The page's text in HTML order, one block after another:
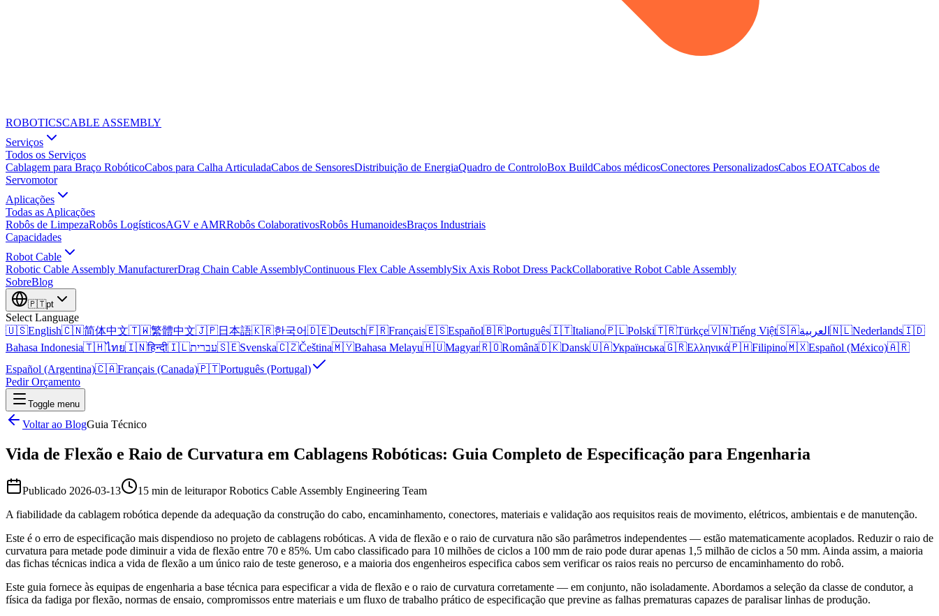
ROBOTICSCABLE ASSEMBLY
Serviços
Todos os Serviços
Cablagem para Braço RobóticoCabos para Calha ArticuladaCabos de SensoresDistribuição de EnergiaQuadro de ControloBox BuildCabos médicosConectores PersonalizadosCabos EOATCabos de
Servomotor
Aplicações
Todas as Aplicações
Robôs de LimpezaRobôs LogísticosAGV e AMRRobôs ColaborativosRobôs HumanoidesBraços Industriais
Capacidades
Robot Cable
Robotic Cable Assembly ManufacturerDrag Chain Cable AssemblyContinuous Flex Cable AssemblySix Axis Robot Dress PackCollaborative Robot Cable Assembly
SobreBlog
🇵🇹pt
Select Language
🇺🇸English🇨🇳简体中文🇹🇼繁體中文🇯🇵日本語🇰🇷한국어🇩🇪Deutsch🇫🇷Français🇪🇸Español🇧🇷Português🇮🇹Italiano🇵🇱Polski🇹🇷Türkçe🇻🇳Tiếng Việt🇸🇦العربية 🇳🇱Nederlands🇮🇩
Bahasa Indonesia🇹🇭ไทย🇮🇳हिन्दी🇮🇱עברית🇸🇪Svenska🇨🇿Čeština🇲🇾Bahasa Melayu🇭🇺Magyar🇷🇴Română🇩🇰Dansk🇺🇦Українська🇬🇷Ελληνικά🇵🇭Filipino🇲🇽Español (México)🇦🇷
Español (Argentina)🇨🇦Français (Canada)🇵🇹Português (Portugal)
Pedir Orçamento
Toggle menu
Voltar ao BlogGuia Técnico
Vida de Flexão e Raio de Curvatura em Cablagens Robóticas: Guia Completo de Especificação para Engenharia
Publicado 2026-03-13 15 min de leiturapor Robotics Cable Assembly Engineering Team
A fiabilidade da cablagem robótica depende da adequação da construção do cabo, encaminhamento, conectores, materiais e validação aos requisitos reais de movimento, elétricos, ambientais e de manutenção.
Este é o erro de especificação mais dispendioso no projeto de cablagens robóticas. A vida de flexão e o raio de curvatura não são parâmetros independentes — estão matematicamente acoplados. Reduzir o raio de
curvatura para metade pode diminuir a vida de flexão entre 70 e 85%. Um cabo classificado para 10 milhões de ciclos a 100 mm de raio pode durar apenas 1,5 milhão de ciclos a 50 mm. Ainda assim, a maioria
das fichas técnicas indica a vida de flexão a um único raio de teste generoso, e a maioria dos engenheiros especifica cabos sem verificar os raios reais no percurso de encaminhamento do robô.
Este guia fornece às equipas de engenharia a base técnica para especificar a vida de flexão e o raio de curvatura corretamente — em conjunto, não isoladamente. Abordamos a seleção da classe de condutor, a
física da fadiga por flexão, normas de ensaio, compromissos entre materiais e um fluxo de trabalho prático de especificação que previne as falhas prematuras capazes de paralisar linhas de produção.